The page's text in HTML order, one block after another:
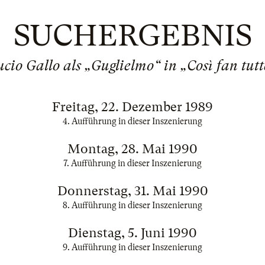
SUCHERGEBNIS
Gallo als „Guglielmo“ in „Così fan
Freitag, 22. Dezember 1989
4. Aufführung in dieser Inszenierung
Montag, 28. Mai 1990
7. Aufführung in dieser Inszenierung
Donnerstag, 31. Mai 1990
8. Aufführung in dieser Inszenierung
Dienstag, 5. Juni 1990
9. Aufführung in dieser Inszenierung